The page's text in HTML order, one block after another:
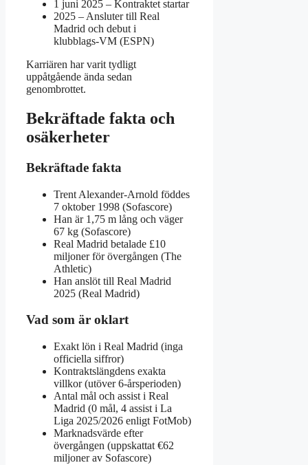
1 juni 2025 – Kontraktet startar
2025 – Ansluter till Real
Madrid och debut i
klubblags‑VM (ESPN)
Karriären har varit tydligt
uppåtgående ända sedan
genombrottet.
Bekräftade fakta och
osäkerheter
Bekräftade fakta
Trent Alexander‑Arnold föddes
7 oktober 1998 (Sofascore)
Han är 1,75 m lång och väger
67 kg (Sofascore)
Real Madrid betalade £10
miljoner för övergången (The
Athletic)
Han anslöt till Real Madrid
2025 (Real Madrid)
Vad som är oklart
Exakt lön i Real Madrid (inga
officiella siffror)
Kontraktslängdens exakta
villkor (utöver 6‑årsperioden)
Antal mål och assist i Real
Madrid (0 mål, 4 assist i La
Liga 2025/2026 enligt FotMob)
Marknadsvärde efter
övergången (uppskattat €62
miljoner av Sofascore)